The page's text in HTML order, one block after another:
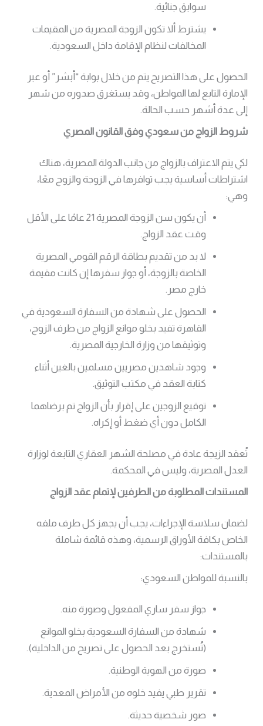
سوابق جنائية.
يشترط ألا تكون الزوجة المصرية من المقيمات
المخالفات لنظام الإقامة داخل السعودية.
الحصول على هذا التصريح يتم من خلال بوابة “أبشر” أو عبر
الإمارة التابع لها المواطن، وقد يستغرق صدوره من شهر
إلى عدة أشهر حسب الحالة.
شروط الزواج من سعودي وفق القانون المصري
لكي يتم الاعتراف بالزواج من جانب الدولة المصرية، هناك
اشتراطات أساسية يجب توافرها في الزوجة والزوج معًا،
وهي:
أن يكون سن الزوجة المصرية 21 عامًا على الأقل
وقت عقد الزواج.
لا بد من تقديم بطاقة الرقم القومي المصرية
الخاصة بالزوجة، أو جواز سفرها إن كانت مقيمة
خارج مصر.
الحصول على شهادة من السفارة السعودية في
القاهرة تفيد بخلو موانع الزواج من طرف الزوج،
وتوثيقها من وزارة الخارجية المصرية.
وجود شاهدين مصريين مسلمين بالغين أثناء
كتابة العقد في مكتب التوثيق.
توقيع الزوجين على إقرار بأن الزواج تم برضاهما
الكامل دون أي ضغط أو إكراه.
تُعقد الزيجة عادة في مصلحة الشهر العقاري التابعة لوزارة
العدل المصرية، وليس في المحكمة.
المستندات المطلوبة من الطرفين لإتمام عقد الزواج
لضمان سلاسة الإجراءات، يجب أن يجهز كل طرف ملفه
الخاص بكافة الأوراق الرسمية، وهذه قائمة شاملة
بالمستندات:
بالنسبة للمواطن السعودي:
جواز سفر ساري المفعول وصورة منه.
شهادة من السفارة السعودية بخلو الموانع
(تُستخرج بعد الحصول على تصريح من الداخلية).
صورة من الهوية الوطنية.
تقرير طبي يفيد خلوه من الأمراض المعدية.
صور شخصية حديثة.